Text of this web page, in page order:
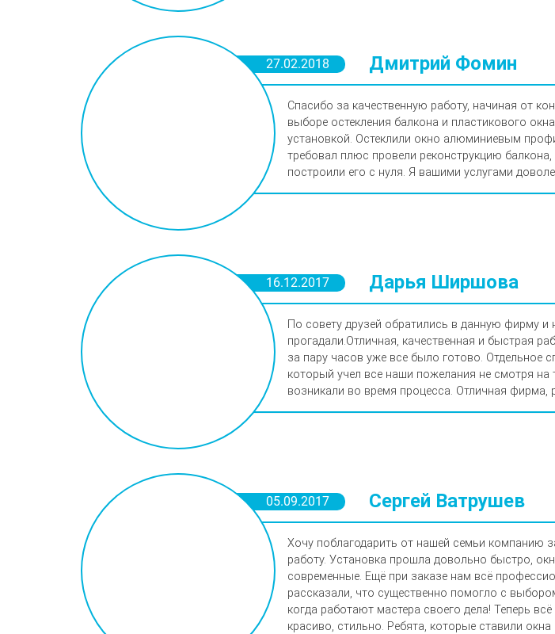
27.02.2018 Дмитрий Фомин
Спасибо за качественную работу, начиная от
выборе остекления балкона и пластикового
установкой. Остеклили окно алюминиевым
требовал плюс провели реконструкцию балкона,
построили его с нуля. Я вашими услугами
16.12.2017 Дарья Ширшова
По совету друзей обратились в данную фирму и
прогадали.Отличная, качественная и быстрая
за пару часов уже все было готово. Отдельное
который учел все наши пожелания не смотря на
возникали во время процесса. Отличная фирма,
05.09.2017 Сергей Ватрушев
Хочу поблагодарить от нашей семьи компанию
работу. Установка прошла довольно быстро,
современные. Ещё при заказе нам всё
рассказали, что существенно помогло с
когда работают мастера своего дела! Теперь
красиво, стильно. Ребята, которые ставили окна